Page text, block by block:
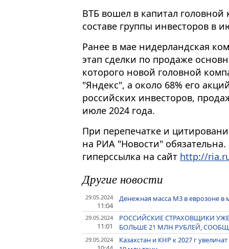
ВТБ вошел в капитал головной
составе группы инвесторов в
Ранее в мае нидерландская
этап сделки по продаже
которого новой головной
"Яндекс", а около 68% его
российских инвесторов,
июле 2024 года.
При перепечатке и
на РИА "Новости"
гиперссылка на сайт http://
Другие новости
29.05.2024
11:04
Денежная масса М3 в еврозоне в
29.05.2024
11:01
РОССИЙСКИЕ СТРАХОВЩИКИ
БОЛЬШЕ 21 МЛН РУБЛЕЙ,
29.05.2024
Казахстан и КНР к 2027 г